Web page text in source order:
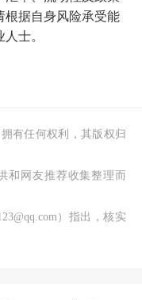
根据自身风险承受能
士。
有任何权利，其版权归
和网友推荐收集整理而
）指出，核实